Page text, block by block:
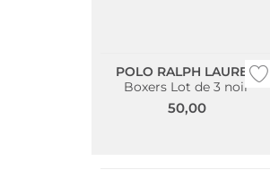
POLO RALPH LAUREN
Boxers Lot de 3 noir
50,00